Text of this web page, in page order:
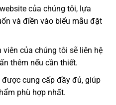
của chúng tôi, lựa
và điền vào biểu mẫu đặt
của chúng tôi sẽ liên hệ
thêm nếu cần thiết.
cung cấp đầy đủ, giúp
phù hợp nhất.